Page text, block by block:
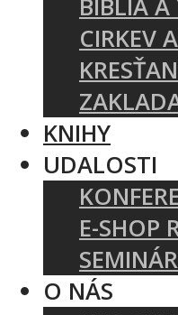
BIBLIA
CIRKEV
KNIHY
UDALOSTI
E-SHOP
O NÁS